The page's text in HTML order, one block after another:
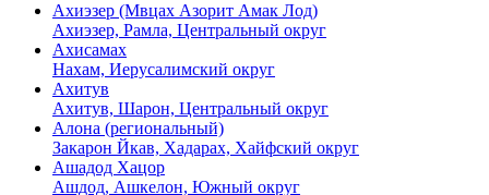
Ахиэзер (Мвцах Азорит Амак Лод)
Ахиэзер, Рамла, Центральный округ
Ахисамах
Нахам, Иерусалимский округ
Ахитув
Ахитув, Шарон, Центральный округ
Алона (региональный)
Закарон Йкав, Хадарах, Хайфский округ
Ашадод Хацор
Ашдод, Ашкелон, Южный округ